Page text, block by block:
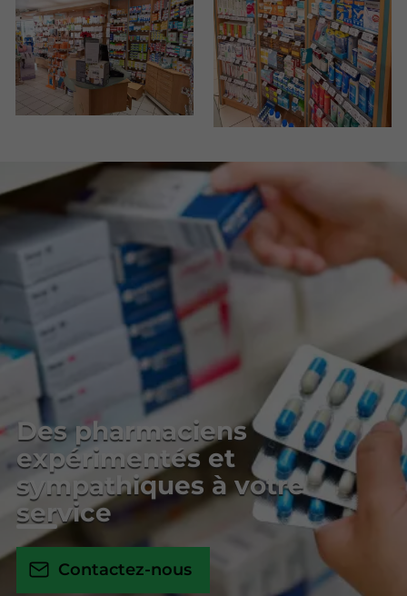
Des pharmaciens
expérimentés et
sympathiques à votre
service
Contactez-nous